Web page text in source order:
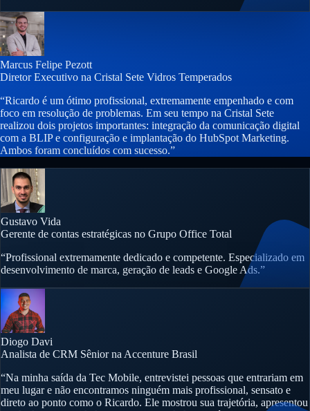
Marcus Felipe Pezott
Diretor Executivo na Cristal Sete Vidros Temperados
“Ricardo é um ótimo profissional, extremamente empenhado e com
foco em resolução de problemas. Em seu tempo na Cristal Sete
realizou dois projetos importantes: integração da comunicação digital
com a BLIP e configuração e implantação do HubSpot Marketing.
Ambos foram concluídos com sucesso.”
Gustavo Vida
Gerente de contas estratégicas no Grupo Office Total
“Profissional extremamente dedicado e competente. Especializado em
desenvolvimento de marca, geração de leads e Google Ads.”
Diogo Davi
Analista de CRM Sênior na Accenture Brasil
“Na minha saída da Tec Mobile, entrevistei pessoas que entrariam em
meu lugar e não encontramos ninguém mais profissional, sensato e
direto ao ponto como o Ricardo. Ele mostrou sua trajetória, apresentou